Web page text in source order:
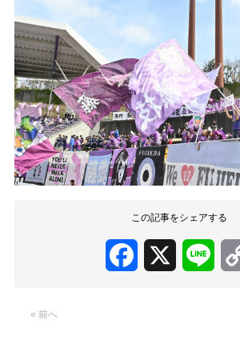
この記事をシェアする
Facebook Line
« 前へ